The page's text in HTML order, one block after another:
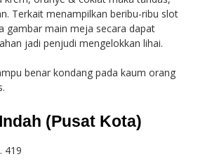
Terkait menampilkan beribu-ribu slot
gambar main meja secara dapat
jadi penjudi mengelokkan lihai.
benar kondang pada kaum orang
(Pusat Kota)
419